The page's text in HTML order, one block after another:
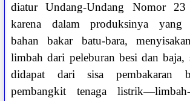
diatur Undang-Undang Nomor
karena dalam produksinya yang
bahan bakar batu-bara,
limbah dari peleburan besi dan baja,
didapat dari sisa pembakaran
pembangkit tenaga